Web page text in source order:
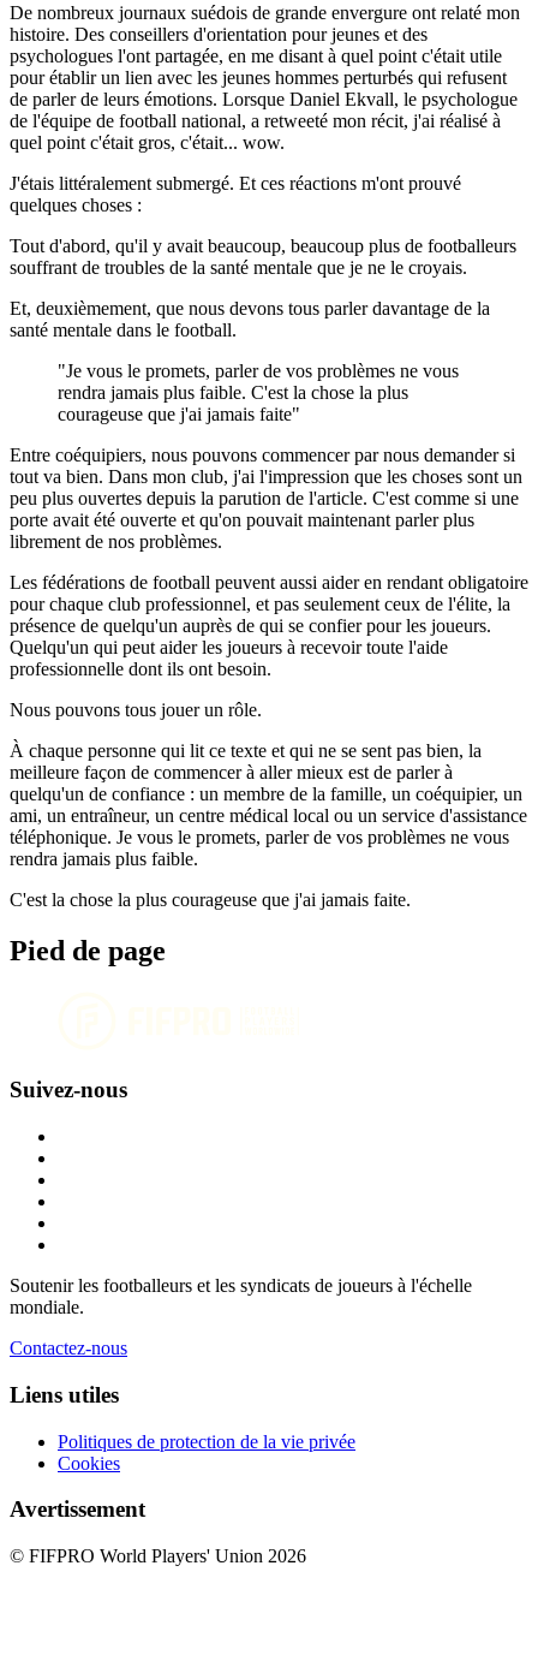
De nombreux journaux suédois de grande envergure ont relaté mon
histoire. Des conseillers d'orientation pour jeunes et des
psychologues l'ont partagée, en me disant à quel point c'était utile
pour établir un lien avec les jeunes hommes perturbés qui refusent
de parler de leurs émotions. Lorsque Daniel Ekvall, le psychologue
de l'équipe de football national, a retweeté mon récit, j'ai réalisé à
quel point c'était gros, c'était... wow.
J'étais littéralement submergé. Et ces réactions m'ont prouvé
quelques choses :
Tout d'abord, qu'il y avait beaucoup, beaucoup plus de footballeurs
souffrant de troubles de la santé mentale que je ne le croyais.
Et, deuxièmement, que nous devons tous parler davantage de la
santé mentale dans le football.
Je vous le promets, parler de vos problèmes ne vous
rendra jamais plus faible. C'est la chose la plus
courageuse que j'ai jamais faite
Entre coéquipiers, nous pouvons commencer par nous demander si
tout va bien. Dans mon club, j'ai l'impression que les choses sont un
peu plus ouvertes depuis la parution de l'article. C'est comme si une
porte avait été ouverte et qu'on pouvait maintenant parler plus
librement de nos problèmes.
Les fédérations de football peuvent aussi aider en rendant obligatoire
pour chaque club professionnel, et pas seulement ceux de l'élite, la
présence de quelqu'un auprès de qui se confier pour les joueurs.
Quelqu'un qui peut aider les joueurs à recevoir toute l'aide
professionnelle dont ils ont besoin.
Nous pouvons tous jouer un rôle.
À chaque personne qui lit ce texte et qui ne se sent pas bien, la
meilleure façon de commencer à aller mieux est de parler à
quelqu'un de confiance : un membre de la famille, un coéquipier, un
ami, un entraîneur, un centre médical local ou un service d'assistance
téléphonique. Je vous le promets, parler de vos problèmes ne vous
rendra jamais plus faible.
C'est la chose la plus courageuse que j'ai jamais faite.
Pied de page
Suivez-nous
Soutenir les footballeurs et les syndicats de joueurs à l'échelle
mondiale.
Contactez-nous
Liens utiles
Politiques de protection de la vie privée
Cookies
Avertissement
© FIFPRO World Players' Union 2026